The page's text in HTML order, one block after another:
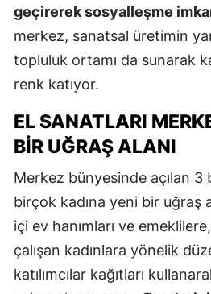
geçirerek sosyalleşme
merkez, sanatsal üretimin
topluluk ortamı da sunarak
renk katıyor.
EL SANATLARI
BIR UĞRAŞ ALANI
Merkez bünyesinde açılan
birçok kadına yeni bir uğraş
içi ev hanımları ve
çalışan kadınlara yönelik
katılımcılar kağıtları